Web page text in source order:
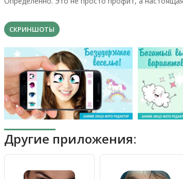
СКРИНШОТЫ
Другие приложения: